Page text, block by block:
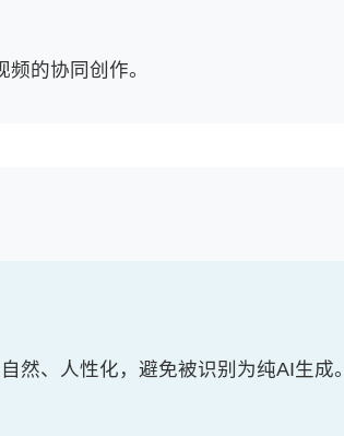
的协同创作。
然、人性化，避免被识别为纯AI生成。